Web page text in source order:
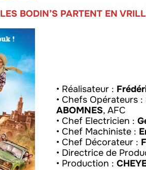
LES BODIN’S PARTENT EN
• Réalisateur :
• Chefs Opérateurs :
ABOMNES, AFC
• Chef Electricien :
• Chef Machiniste :
• Chef Décorateur :
• Directrice de
• Production :